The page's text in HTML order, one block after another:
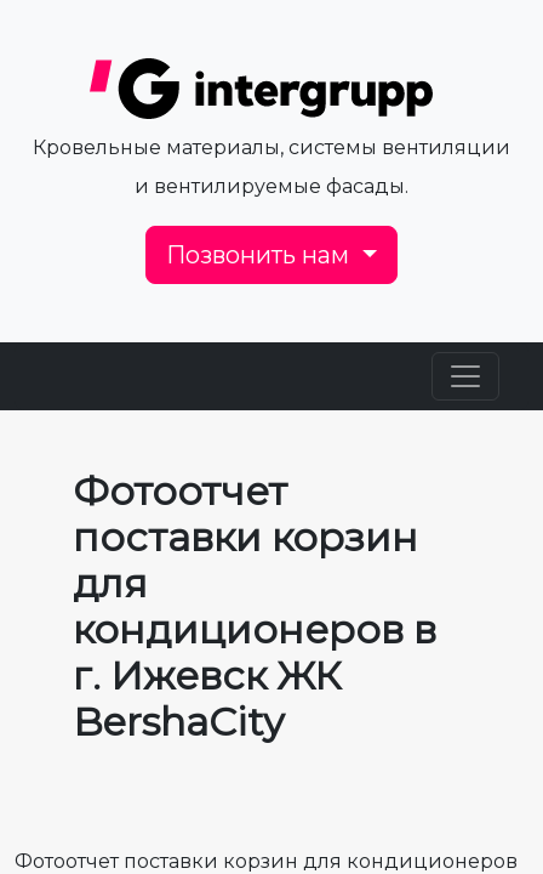
Кровельные материалы, системы вентиляции
и вентилируемые фасады.
Позвонить нам
Фотоотчет
поставки корзин
для
кондиционеров в
г. Ижевск ЖК
BershaCity
Фотоотчет поставки корзин для кондиционеров